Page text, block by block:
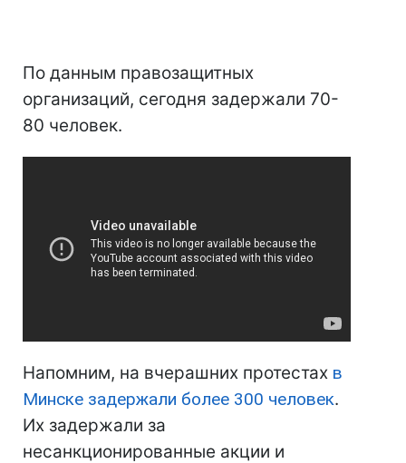
По данным правозащитных
организаций, сегодня задержали 70-
80 человек.
Напомним, на вчерашних протестах в
Минске задержали более 300 человек.
Их задержали за
несанкционированные акции и